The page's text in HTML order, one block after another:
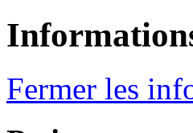
Fermer les